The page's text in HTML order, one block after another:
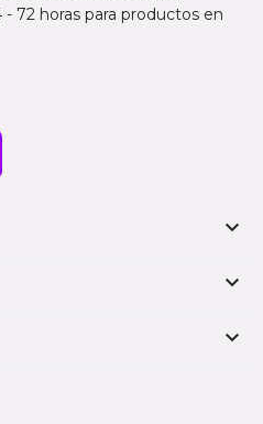
- 72 horas para productos en
keyboard_arrow_down
keyboard_arrow_down
keyboard_arrow_down